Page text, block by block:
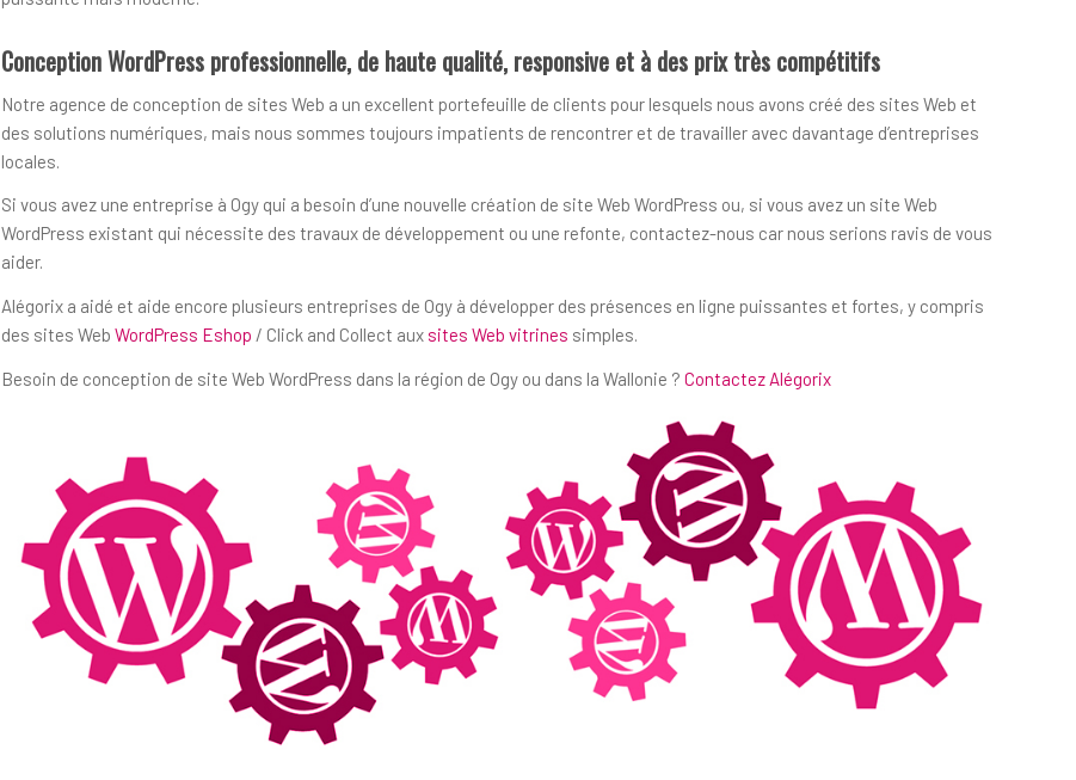
Conception WordPress professionnelle, de haute qualité, responsive et à des prix très compétitifs
Notre agence de conception de sites Web a un excellent portefeuille de clients pour lesquels nous avons créé des sites Web et
des solutions numériques, mais nous sommes toujours impatients de rencontrer et de travailler avec davantage d’entreprises
locales.
Si vous avez une entreprise à Ogy qui a besoin d’une nouvelle création de site Web WordPress ou, si vous avez un site Web
WordPress existant qui nécessite des travaux de développement ou une refonte, contactez-nous car nous serions ravis de vous
aider.
Alégorix a aidé et aide encore plusieurs entreprises de Ogy à développer des présences en ligne puissantes et fortes, y compris
des sites Web WordPress Eshop / Click and Collect aux sites Web vitrines simples.
Besoin de conception de site Web WordPress dans la région de Ogy ou dans la Wallonie ? Contactez Alégorix